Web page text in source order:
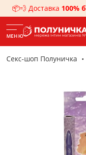
📦💨 Доставка 100%
МЕНЮ
Секс-шоп Полуничка